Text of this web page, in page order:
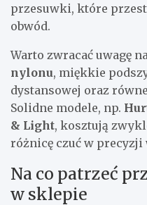
przesuwki, które
obwód.
Warto zwracać uwagę
nylonu, miękkie
dystansowej oraz
Solidne modele, np.
& Light, kosztują
różnicę czuć w
Na co patrzeć
w sklepie